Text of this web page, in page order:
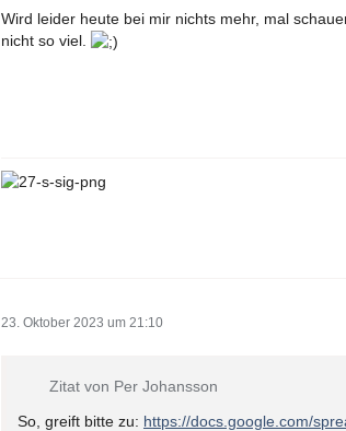
Wird leider heute bei mir nichts mehr, mal
nicht so viel.
23. Oktober 2023 um 21:10
Zitat von Per Johansson
So, greift bitte zu: https://docs.google.com/